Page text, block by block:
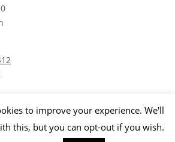
door wedentify
to improve your experience. We'll
this, but you can opt-out if you wish.